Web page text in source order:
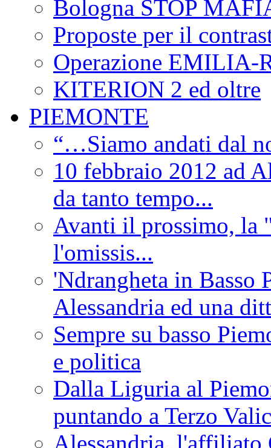
Bologna STOP
Proposte per il
Operazione EMILIA-
KITERION 2 ed oltre
PIEMONTE
“…Siamo andati dal
10 febbraio 2012 ad
da tanto tempo...
Avanti il prossimo, la
l'omissis...
'Ndrangheta in Basso
Alessandria ed una
Sempre su basso
e politica
Dalla Liguria al
puntando a Terzo
Alessandria, l'affiliato